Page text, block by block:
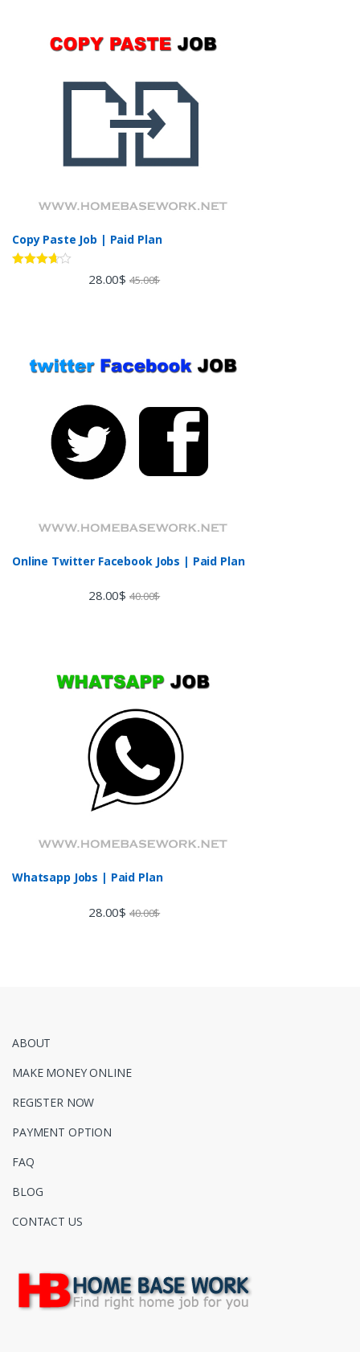
Copy Paste Job | Paid Plan
28.00$ 45.00$
Online Twitter Facebook Jobs | Paid Plan
28.00$ 40.00$
Whatsapp Jobs | Paid Plan
28.00$ 40.00$
ABOUT
MAKE MONEY ONLINE
REGISTER NOW
PAYMENT OPTION
FAQ
BLOG
CONTACT US